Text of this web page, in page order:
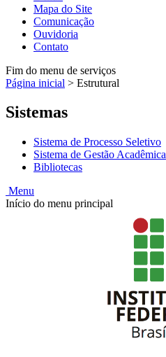
Mapa do Site
Comunicação
Ouvidoria
Contato
Fim do menu de serviços
Página inicial > Estrutural
Sistemas
Sistema de Processo Seletivo
Sistema de Gestão Acadêmica
Bibliotecas
Menu
Início do menu principal